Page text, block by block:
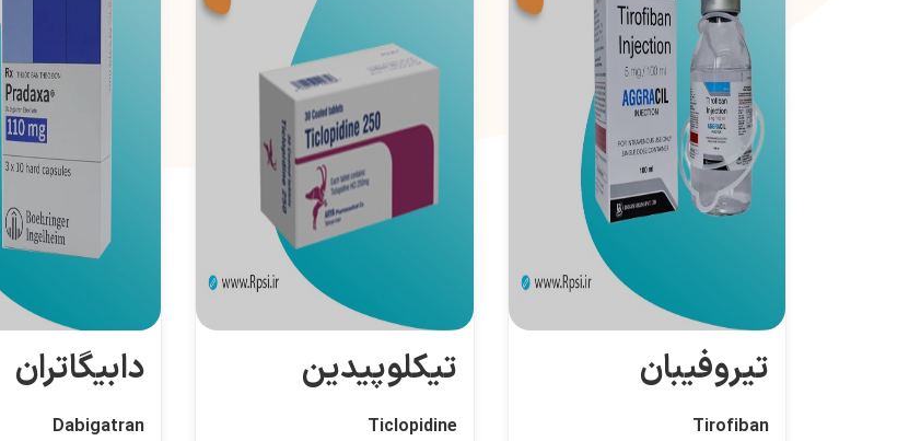
تیروفیبان
Tirofiban
تیکلوپیدین
Ticlopidine
دابیگاتران
Dabigatran